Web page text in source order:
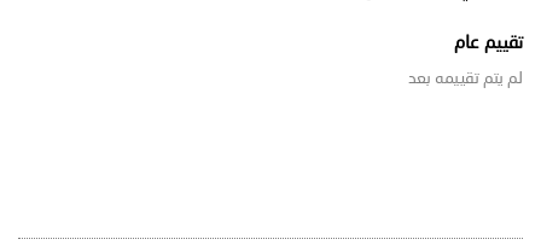
تقييم عام
لم يتم تقييمه بعد